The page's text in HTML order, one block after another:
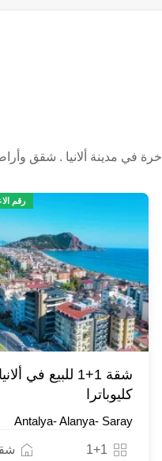
في مدينة ألانيا . شقق
رقم
شقة 1+1 للبيع في
كليوباترا
Antalya- Alanya- Saray
1+1